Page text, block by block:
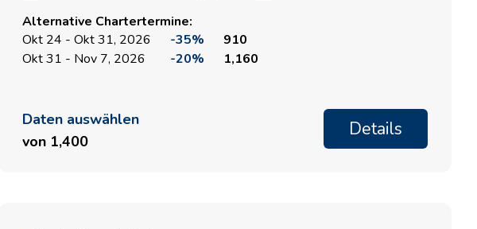
Alternative Chartertermine:
Okt 24 - Okt 31, 2026
-35%
910
Okt 31 - Nov 7, 2026
-20% 1,160
Daten auswählen
von 1,400
Details